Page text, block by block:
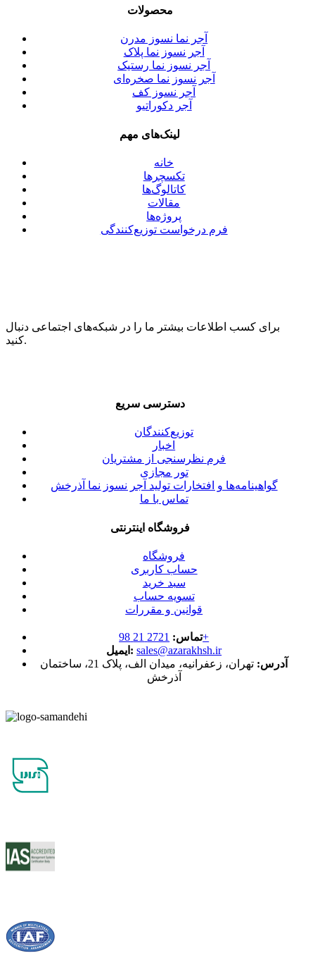
محصولات
آجر نما نسوز مدرن
آجر نسوز نما پلاک
آجر نسوز نما رستیک
آجر نسوز نما صخره‌ای
آجر نسوز کف
آجر دکوراتیو
لینک‌های مهم
خانه
تکسچرها
کاتالوگ‌ها
مقالات
پروژه‌ها
فرم درخواست توزیع‌کنندگی
برای کسب اطلاعات بیشتر ما را در شبکه‌های اجتماعی دنبال
کنید.
دسترسی سریع
توزیع‌کنندگان
اخبار
فرم نظرسنجی از مشتریان
تور مجازی
گواهینامه‌ها و افتخارات تولید آجر نسوز نما آذرخش
تماس با ما
فروشگاه اینترنتی
فروشگاه
حساب کاربری
سبد خرید
تسویه حساب
قوانین و مقررات
تماس:2721 21 98+
ایمیل: sales@azarakhsh.ir
آدرس:
تهران، زعفرانیه، میدان الف، پلاک 21، ساختمان
آذرخش